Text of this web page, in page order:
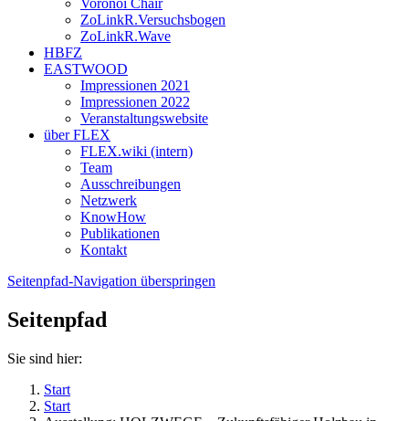
Voronoi Chair
ZoLinkR.Versuchsbogen
ZoLinkR.Wave
HBFZ
EASTWOOD
Impressionen 2021
Impressionen 2022
Veranstaltungswebsite
über FLEX
FLEX.wiki (intern)
Team
Ausschreibungen
Netzwerk
KnowHow
Publikationen
Kontakt
Seitenpfad-Navigation überspringen
Seitenpfad
Sie sind hier:
Start
Start